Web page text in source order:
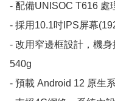
- 配備UNISOC T616 處
- 採用10.1吋IPS屏幕
- 改用窄邊框設計，機
540g
- 預載 Android 12 原生